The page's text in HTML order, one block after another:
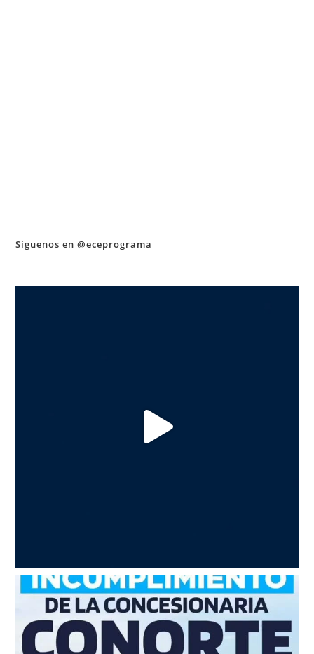
Síguenos en @eceprograma